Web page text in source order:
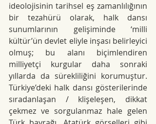
ideolojisinin tarihsel eş zamanlılığının
bir tezahürü olarak, halk dansı
sunumlarının gelişiminde ‘milli
kültür’ün devlet eliyle inşası belirleyici
olmuş; bu alanı biçimlendiren
milliyetçi kurgular daha sonraki
yıllarda da sürekliliğini korumuştur.
Türkiye’deki halk dansı gösterilerinde
sıradanlaşan / klişeleşen, dikkat
çekmez ve sorgulanmaz hale gelen